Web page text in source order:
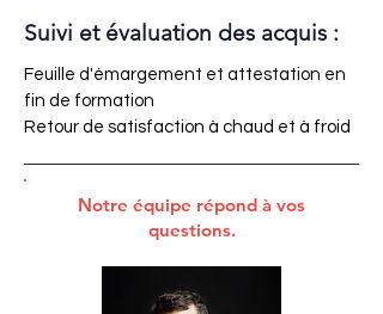
Suivi et évaluation des acquis :
Feuille d'émargement et attestation en
fin de formation
Retour de satisfaction à chaud et à froid
Notre équipe répond à vos
questions.